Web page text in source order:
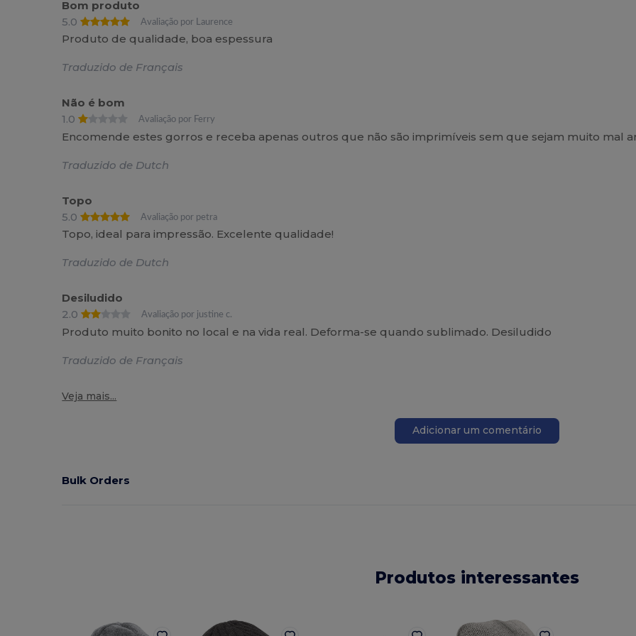
Bom produto
5.0
Avaliação por Laurence
Produto de qualidade, boa espessura
Traduzido de Français
Não é bom
1.0
Avaliação por Ferry
Encomende estes gorros e receba apenas outros que não são imprimíveis sem que sejam muito mal
Traduzido de Dutch
Topo
5.0
Avaliação por petra
Topo, ideal para impressão. Excelente qualidade!
Traduzido de Dutch
Desiludido
2.0
Avaliação por justine c.
Produto muito bonito no local e na vida real. Deforma-se quando sublimado. Desiludido
Traduzido de Français
Veja mais...
Adicionar um comentário
Bulk Orders
Produtos interessantes